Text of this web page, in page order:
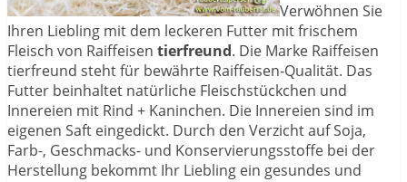
Verwöhnen Sie
Ihren Liebling mit dem leckeren Futter mit frischem
Fleisch von Raiffeisen tierfreund. Die Marke Raiffeisen
tierfreund steht für bewährte Raiffeisen-Qualität. Das
Futter beinhaltet natürliche Fleischstückchen und
Innereien mit Rind + Kaninchen. Die Innereien sind im
eigenen Saft eingedickt. Durch den Verzicht auf Soja,
Farb-, Geschmacks- und Konservierungsstoffe bei der
Herstellung bekommt Ihr Liebling ein gesundes und